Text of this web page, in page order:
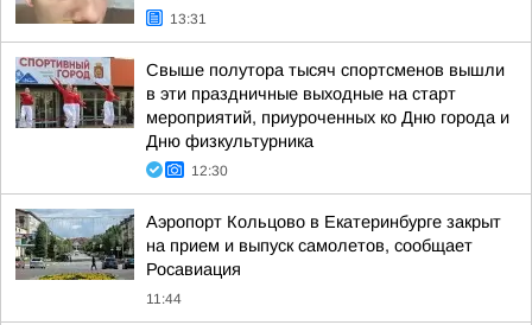
13:31
Свыше полутора тысяч спортсменов вышли
в эти праздничные выходные на старт
мероприятий, приуроченных ко Дню города и
Дню физкультурника
12:30
Аэропорт Кольцово в Екатеринбурге закрыт
на прием и выпуск самолетов, сообщает
Росавиация
11:44